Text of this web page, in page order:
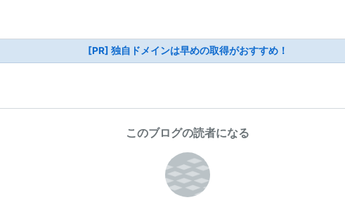
[PR] 独自ドメインは早めの取得がおすすめ！
このブログの読者になる